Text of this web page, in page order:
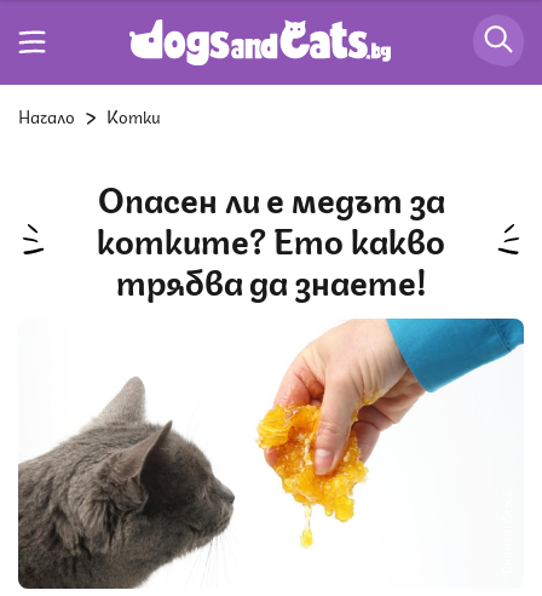
Начало Котки
Опасен ли е медът за
котките? Ето какво
трябва да знаете!